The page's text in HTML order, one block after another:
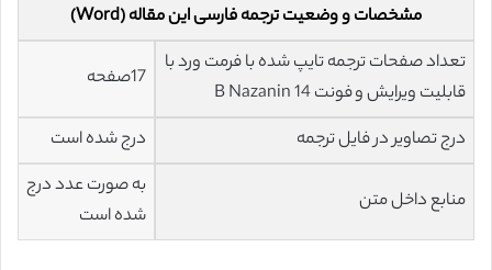
مشخصات و وضعیت ترجمه فارسی این مقاله (Word)
تعداد صفحات ترجمه تایپ شده با فرمت ورد با
قابلیت ویرایش و فونت 14 B Nazanin
17صفحه
درج تصاویر در فایل ترجمه درج شده است
منابع داخل متن
به صورت عدد درج
شده است